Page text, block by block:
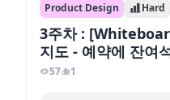
Product Design Hard
3주차 :
지도 - 예약에 잔여
57 1